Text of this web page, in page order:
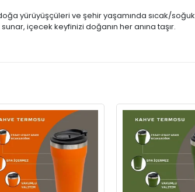
yürüyüşçüleri ve şehir yaşamında sıcak/soğuk
içecek keyfinizi doğanın her anına taşır.